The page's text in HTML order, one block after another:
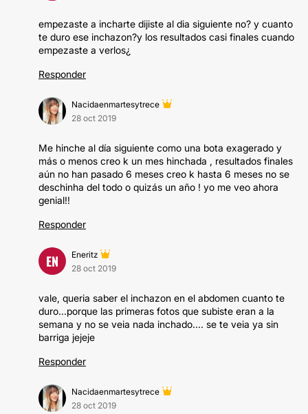
empezaste a incharte dijiste al dia siguiente no? y cuanto
te duro ese inchazon?y los resultados casi finales cuando
empezaste a verlos¿
Responder
Nacidaenmartesytrece
28 oct 2019
Me hinche al día siguiente como una bota exagerado y
más o menos creo k un mes hinchada , resultados finales
aún no han pasado 6 meses creo k hasta 6 meses no se
deschinha del todo o quizás un año ! yo me veo ahora
genial!!
Responder
EN
Eneritz
28 oct 2019
vale, queria saber el inchazon en el abdomen cuanto te
duro...porque las primeras fotos que subiste eran a la
semana y no se veia nada inchado.... se te veia ya sin
barriga jejeje
Responder
Nacidaenmartesytrece
28 oct 2019